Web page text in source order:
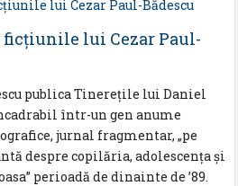
lui Cezar Paul-
publica Tinereţile lui Daniel
într-un gen anume
jurnal fragmentar, „pe
despre copilăria, adolescenţa şi
perioadă de dinainte de ’89.